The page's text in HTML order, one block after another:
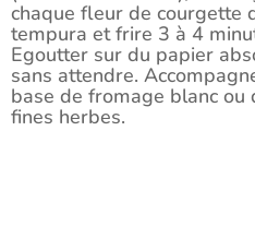
chaque fleur de courgette
tempura et frire 3 à 4
Egoutter sur du papier
sans attendre.
base de fromage blanc ou
fines herbes.